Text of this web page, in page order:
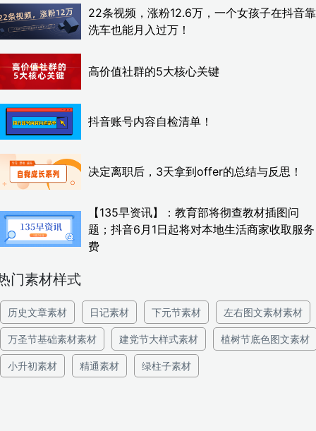
22条视频，涨粉12.6万，一个女孩子在抖音靠
洗车也能月入过万！
高价值社群的5大核心关键
抖音账号内容自检清单！
决定离职后，3天拿到offer的总结与反思！
【135早资讯】：教育部将彻查教材插图问
题；抖音6月1日起将对本地生活商家收取服务
费
门素材样式
历史文章素材 日记素材 下元节素材 左右图文素材素材
万圣节基础素材素材 建党节大样式素材 植树节底色图文素材
小升初素材 精通素材 绿柱子素材